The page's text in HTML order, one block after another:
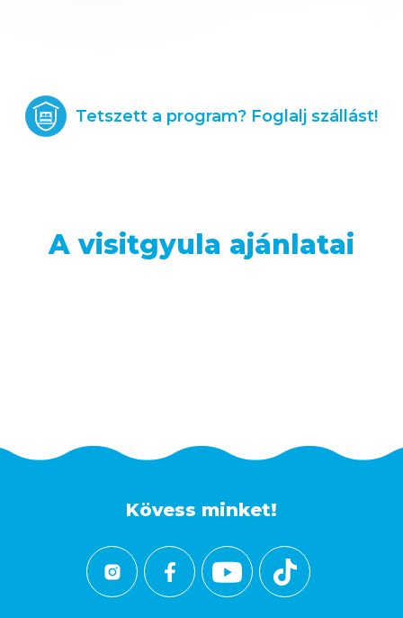
Tetszett a program? Foglalj szállást!
A visitgyula ajánlatai
Kövess minket!